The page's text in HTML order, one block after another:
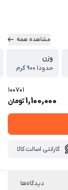
مشاهده همه
وزن
حدودا ۹۰۰ گرم
100701
1,100,000تومان
گارانتی اصالت کالا
دیدگاه‌ها